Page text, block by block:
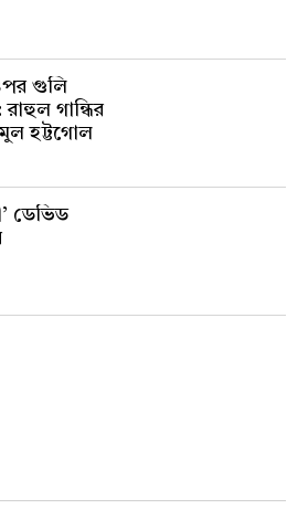
গুলি
গান্ধির
হট্টগোল
ডেভিড